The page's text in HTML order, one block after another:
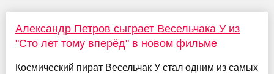
Александр Петров сыграет Весельчака У из
"Сто лет тому вперёд" в новом фильме
Космический пират Весельчак У стал одним из самых